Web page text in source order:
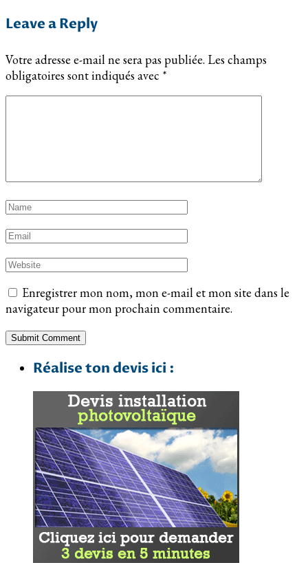
Leave a Reply
Votre adresse e-mail ne sera pas publiée. Les champs
obligatoires sont indiqués avec *
Enregistrer mon nom, mon e-mail et mon site dans le
navigateur pour mon prochain commentaire.
Réalise ton devis ici :